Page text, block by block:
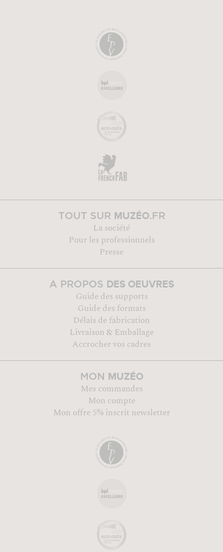
TOUT SUR MUZÉO.FR
La société
Pour les professionnels
Presse
A PROPOS DES OEUVRES
Guide des supports
Guide des formats
Délais de fabrication
Livraison & Emballage
Accrocher vos cadres
MON MUZÉO
Mes commandes
Mon compte
Mon offre 5% inscrit newsletter